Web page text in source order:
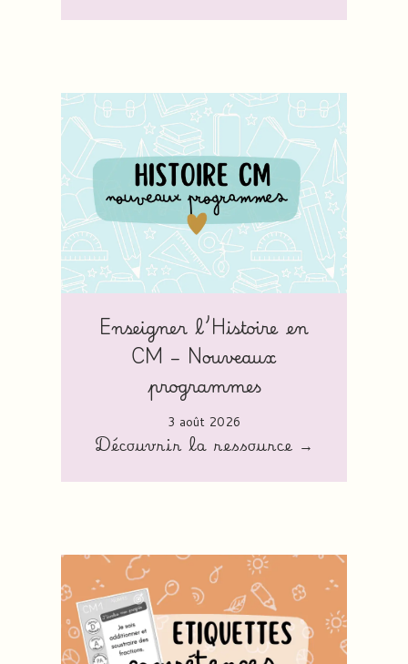
Enseigner l’Histoire en
CM – Nouveaux
programmes
3 août 2026
Découvrir la ressource →